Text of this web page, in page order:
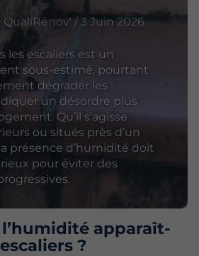
QualiRénov' / 3 Juin 2026
les escaliers est un
sous-estimé, pourtant
dégrader les
un désordre plus
Qu’il s’agisse
ou situés près d’un
présence d’humidité doit
pour éviter des
apparaît-
?